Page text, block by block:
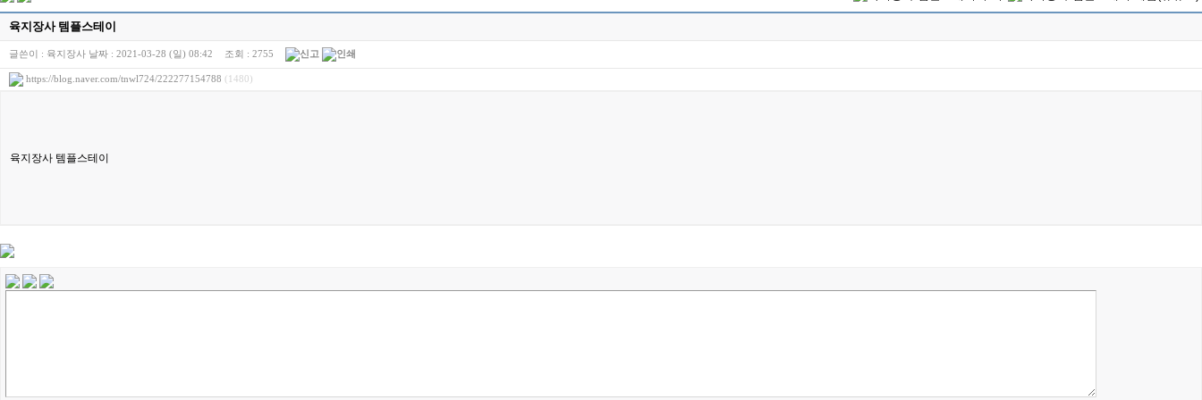
육지장사 템플스테이
글쓴이 : 육지장사 날짜 : 2021-03-28 (일) 08:42 조회 : 2755
https://blog.naver.com/tnwl724/222277154788 (1480)
육지장사 템플스테이